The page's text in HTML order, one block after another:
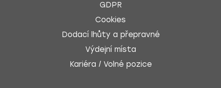
GDPR
Cookies
Dodací lhůty a přepravné
Výdejní místa
Kariéra / Volné pozice